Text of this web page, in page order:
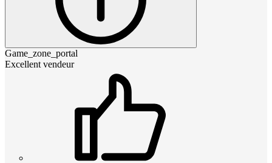
Game_zone_portal
Excellent vendeur